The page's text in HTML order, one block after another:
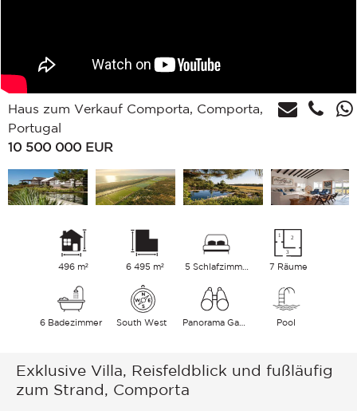
Haus zum Verkauf Comporta, Comporta,
Portugal
10 500 000 EUR
496 m² 6 495 m² 5 Schlafzimmer 7 Räume
6 Badezimmer South West Pool
Exklusive Villa, Reisfeldblick und fußläufig
zum Strand, Comporta